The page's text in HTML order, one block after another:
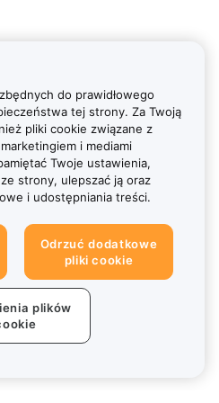
do prawidłowego
tej strony. Za Twoją
pliki cookie związane z
i mediami
Twoje ustawienia,
strony, ulepszać ją oraz
i udostępniania treści.
Odrzuć dodatkowe
pliki cookie
plików